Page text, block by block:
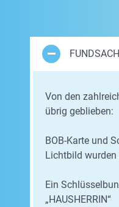
Von den
übrig geblieben:
BOB-Karte und
Lichtbild wurden
Ein
„HAUSHERRIN“